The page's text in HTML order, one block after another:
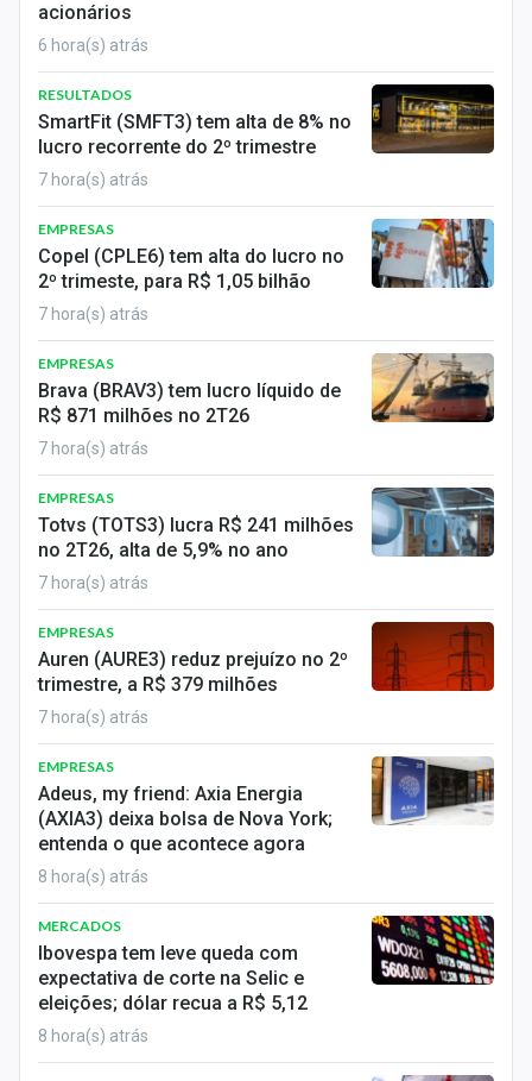
Conteúdo de Marca
Expediente
Contato
acionários
6 hora(s) atrás
RESULTADOS
SmartFit (SMFT3) tem alta de 8% no
lucro recorrente do 2º trimestre
7 hora(s) atrás
EMPRESAS
Copel (CPLE6) tem alta do lucro no
2º trimeste, para R$ 1,05 bilhão
7 hora(s) atrás
EMPRESAS
Brava (BRAV3) tem lucro líquido de
R$ 871 milhões no 2T26
7 hora(s) atrás
EMPRESAS
Totvs (TOTS3) lucra R$ 241 milhões
no 2T26, alta de 5,9% no ano
7 hora(s) atrás
EMPRESAS
Auren (AURE3) reduz prejuízo no 2º
trimestre, a R$ 379 milhões
7 hora(s) atrás
EMPRESAS
Adeus, my friend: Axia Energia
(AXIA3) deixa bolsa de Nova York;
entenda o que acontece agora
8 hora(s) atrás
MERCADOS
Ibovespa tem leve queda com
expectativa de corte na Selic e
eleições; dólar recua a R$ 5,12
8 hora(s) atrás